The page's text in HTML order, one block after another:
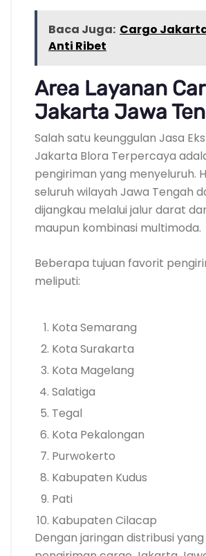
Baca Juga: Cargo
Anti Ribet
Area Layanan
Jakarta Jawa
Salah satu keunggulan Jasa
Jakarta Blora Terpercaya
pengiriman yang menyeluruh.
seluruh wilayah Jawa Tengah
dijangkau melalui jalur darat
maupun kombinasi multimoda.
Beberapa tujuan favorit
meliputi:
Kota Semarang
Kota Surakarta
Kota Magelang
Salatiga
Tegal
Kota Pekalongan
Purwokerto
Kabupaten Kudus
Pati
Kabupaten Cilacap
Dengan jaringan distribusi